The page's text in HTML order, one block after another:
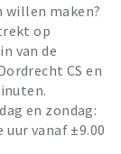
maken?
op
van de
CS en
en zondag:
uur vanaf ±9.00